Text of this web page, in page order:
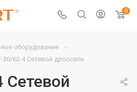
0
оборудование —
30/62-4 Сетевой дроссель
Сетевой